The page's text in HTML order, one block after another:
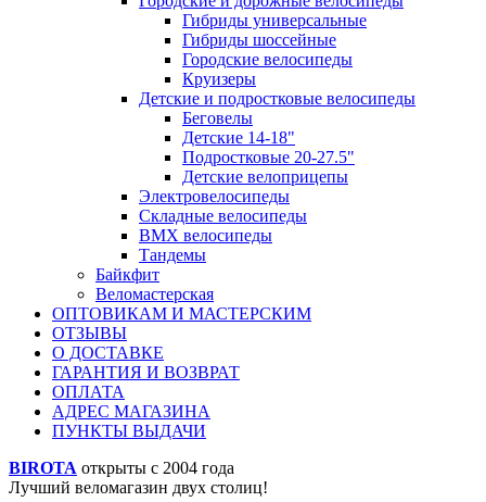
Гибриды универсальные
Гибриды шоссейные
Городские велосипеды
Круизеры
Детские и подростковые велосипеды
Беговелы
Детские 14-18"
Подростковые 20-27.5"
Детские велоприцепы
Электровелосипеды
Складные велосипеды
BMX велосипеды
Тандемы
Байкфит
Веломастерская
ОПТОВИКАМ И МАСТЕРСКИМ
ОТЗЫВЫ
О ДОСТАВКЕ
ГАРАНТИЯ И ВОЗВРАТ
ОПЛАТА
АДРЕС МАГАЗИНА
ПУНКТЫ ВЫДАЧИ
BIROTA открыты с 2004 года
Лучший веломагазин двух столиц!